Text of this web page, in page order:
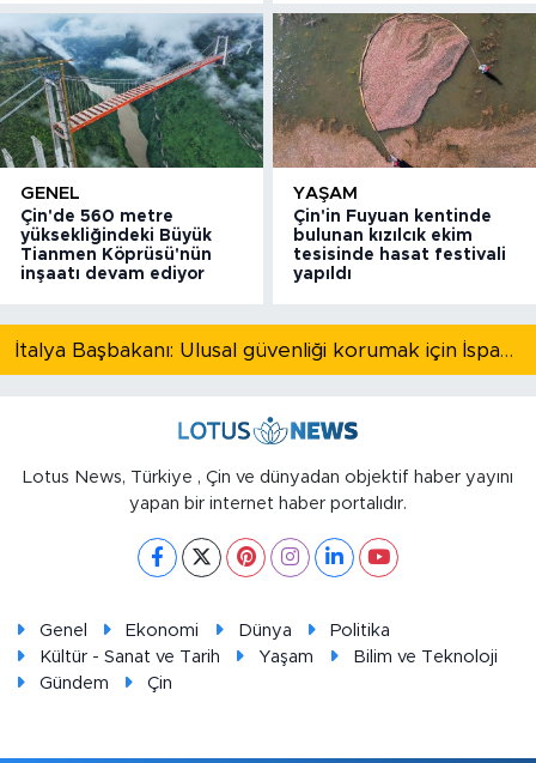
GENEL
Çin'de 560 metre
yüksekliğindeki Büyük
Tianmen Köprüsü'nün
inşaatı devam ediyor
YAŞAM
Çin'in Fuyuan kentinde
bulunan kızılcık ekim
tesisinde hasat festivali
yapıldı
İtalya Başbakanı: Ulusal güvenliği korumak için İspanya ile Schengen kapsamındaki serbest dolaşımı askıya alıyoruz
Lotus News, Türkiye , Çin ve dünyadan objektif haber yayını
yapan bir internet haber portalıdır.
Genel Ekonomi Dünya
Politika
Kültür - Sanat ve Tarih
Yaşam
Bilim ve Teknoloji
Gündem
Çin